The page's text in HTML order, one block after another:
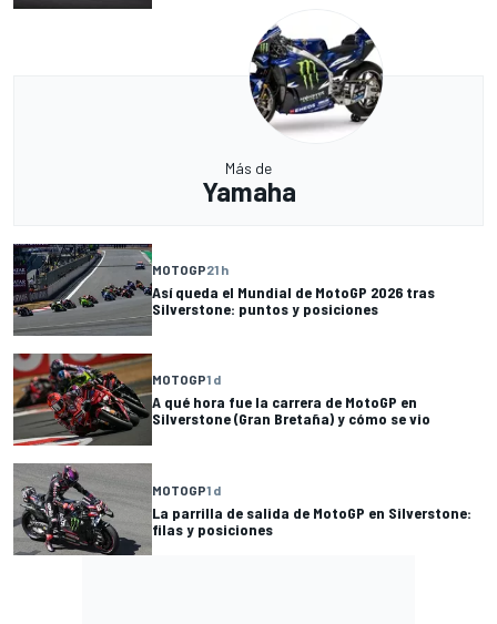
Más de
Yamaha
MOTOGP21 h
Así queda el Mundial de MotoGP 2026 tras
Silverstone: puntos y posiciones
MOTOGP1 d
A qué hora fue la carrera de MotoGP en
Silverstone (Gran Bretaña) y cómo se vio
MOTOGP1 d
La parrilla de salida de MotoGP en Silverstone:
filas y posiciones